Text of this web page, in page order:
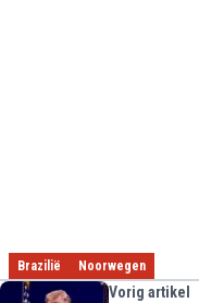
Brazilië Noorwegen
Vorig artikel